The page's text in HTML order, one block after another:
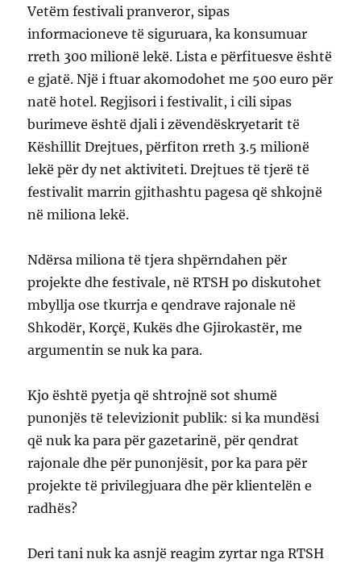
Vetëm festivali pranveror, sipas
informacioneve të siguruara, ka konsumuar
rreth 300 milionë lekë. Lista e përfituesve është
e gjatë. Një i ftuar akomodohet me 500 euro për
natë hotel. Regjisori i festivalit, i cili sipas
burimeve është djali i zëvendëskryetarit të
Këshillit Drejtues, përfiton rreth 3.5 milionë
lekë për dy net aktiviteti. Drejtues të tjerë të
festivalit marrin gjithashtu pagesa që shkojnë
në miliona lekë.
Ndërsa miliona të tjera shpërndahen për
projekte dhe festivale, në RTSH po diskutohet
mbyllja ose tkurrja e qendrave rajonale në
Shkodër, Korçë, Kukës dhe Gjirokastër, me
argumentin se nuk ka para.
Kjo është pyetja që shtrojnë sot shumë
punonjës të televizionit publik: si ka mundësi
që nuk ka para për gazetarinë, për qendrat
rajonale dhe për punonjësit, por ka para për
projekte të privilegjuara dhe për klientelën e
radhës?
Deri tani nuk ka asnjë reagim zyrtar nga RTSH